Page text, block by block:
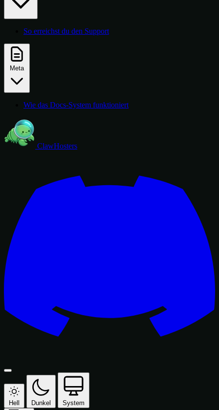
So erreichst du den Support
Meta
Wie das Docs-System funktioniert
ClawHosters
Hell Dunkel
System